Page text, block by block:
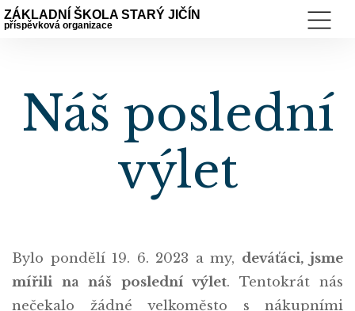
ZÁKLADNÍ ŠKOLA STARÝ JIČÍN
příspěvková organizace
Náš poslední
výlet
Bylo pondělí 19. 6. 2023 a my, deváťáci, jsme
mířili na náš poslední výlet. Tentokrát nás
nečekalo žádné velkoměsto s nákupními